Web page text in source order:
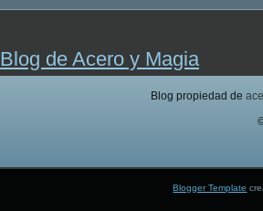
Blog de Acero y Magia
Blog propiedad de
Blogger Template